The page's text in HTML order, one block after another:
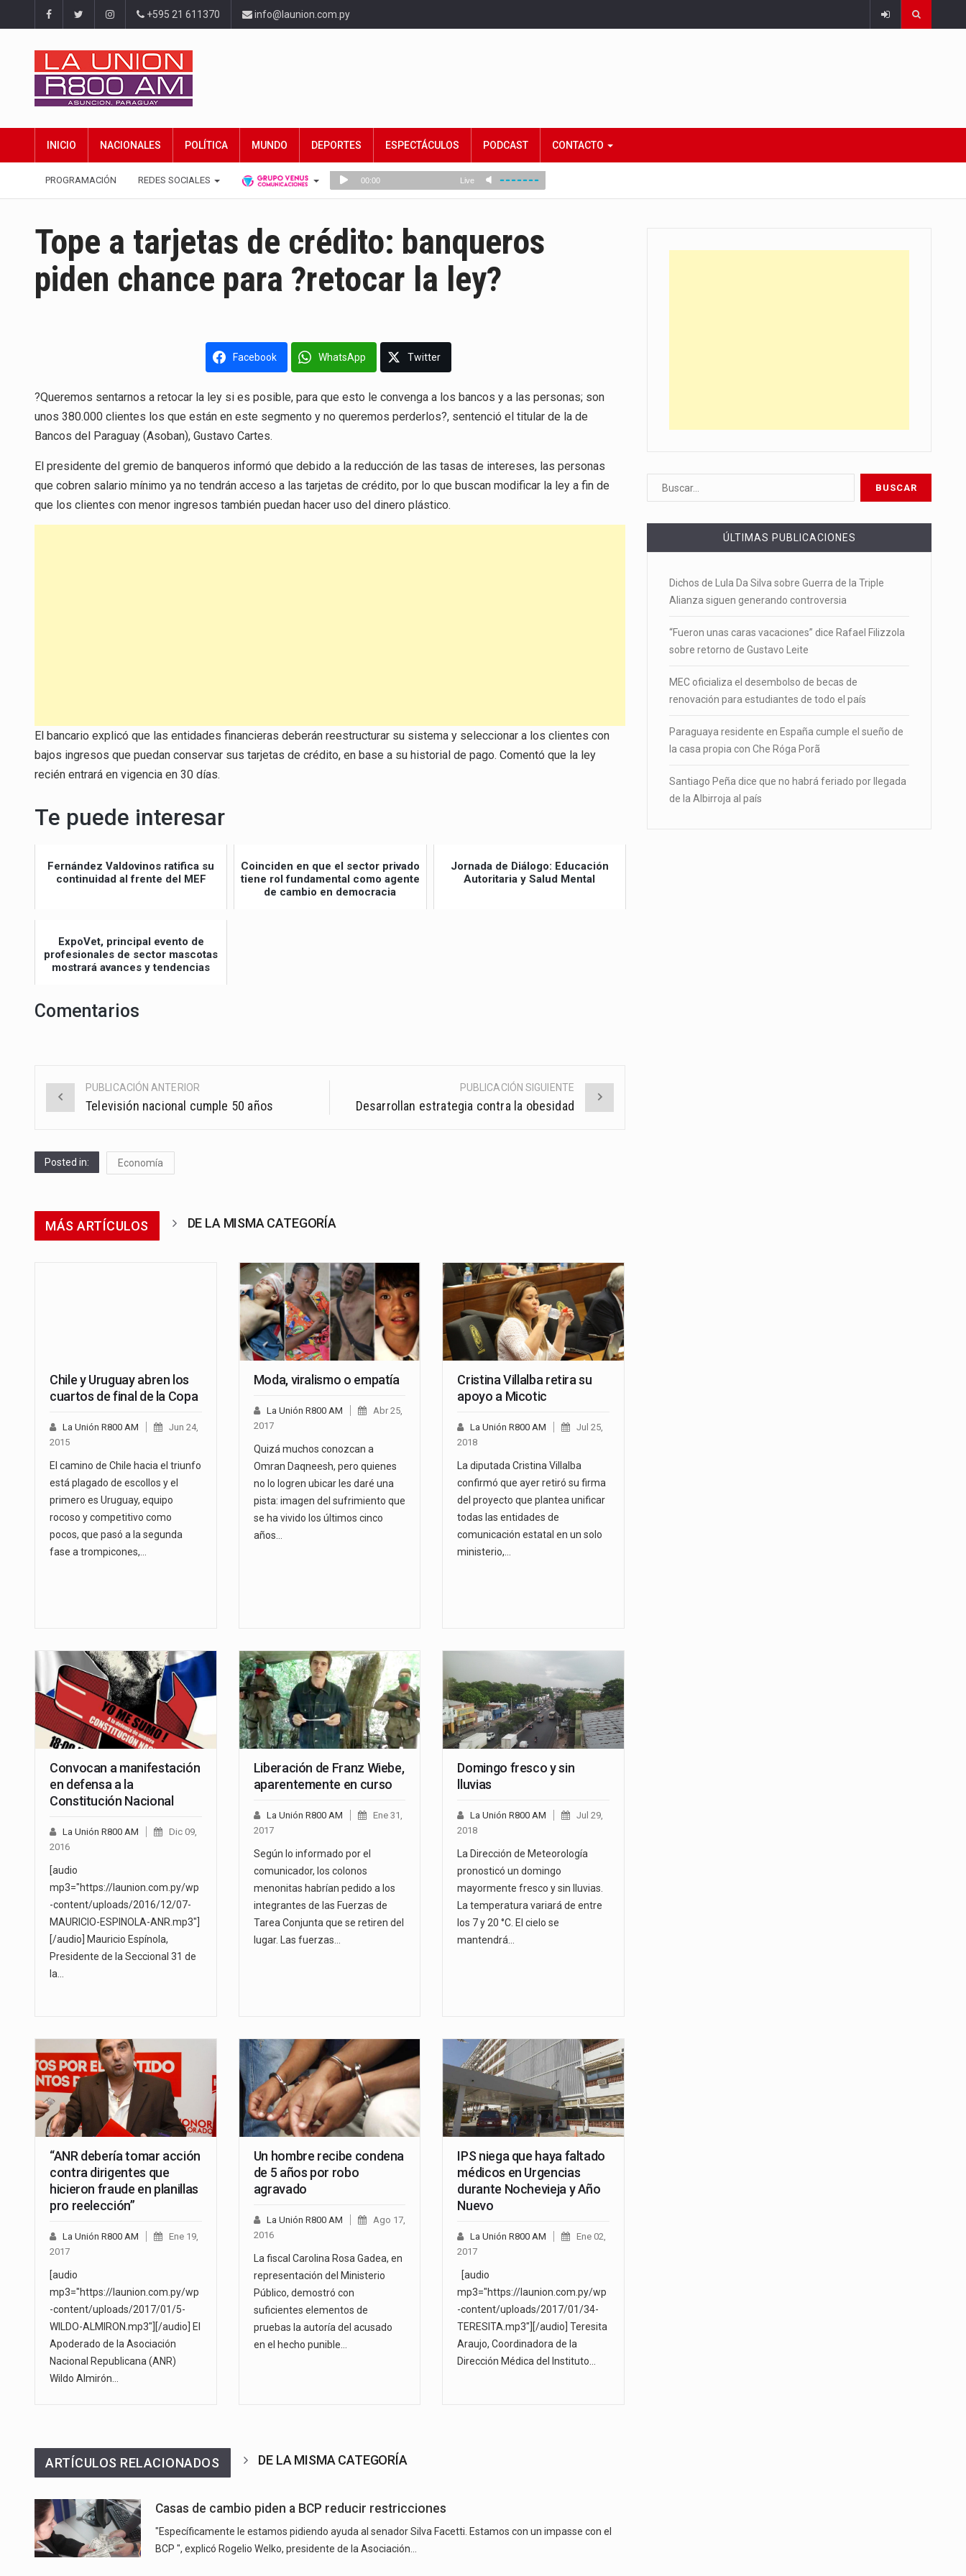
+595 21 611370 info@launion.com.py
INICIO NACIONALES POLÍTICA MUNDO DEPORTES ESPECTÁCULOS PODCAST CONTACTO
PROGRAMACIÓN REDES SOCIALES
Tope a tarjetas de crédito: banqueros
piden chance para ?retocar la ley?
Facebook WhatsApp Twitter
?Queremos sentarnos a retocar la ley si es posible, para que esto le convenga a los bancos y a las personas; son
unos 380.000 clientes los que están en este segmento y no queremos perderlos?, sentenció el titular de la de
Bancos del Paraguay (Asoban), Gustavo Cartes.
El presidente del gremio de banqueros informó que debido a la reducción de las tasas de intereses, las personas
que cobren salario mínimo ya no tendrán acceso a las tarjetas de crédito, por lo que buscan modificar la ley a fin de
que los clientes con menor ingresos también puedan hacer uso del dinero plástico.
El bancario explicó que las entidades financieras deberán reestructurar su sistema y seleccionar a los clientes con
bajos ingresos que puedan conservar sus tarjetas de crédito, en base a su historial de pago. Comentó que la ley
recién entrará en vigencia en 30 días.
Te puede interesar
Fernández Valdovinos ratifica su
continuidad al frente del MEF
Coinciden en que el sector privado
tiene rol fundamental como agente
de cambio en democracia
Jornada de Diálogo: Educación
Autoritaria y Salud Mental
ExpoVet, principal evento de
profesionales de sector mascotas
mostrará avances y tendencias
Comentarios
Post
PUBLICACIÓN ANTERIOR
Televisión nacional cumple 50 años
PUBLICACIÓN SIGUIENTE
Desarrollan estrategia contra la obesidad
Posted in: Economía
MÁS ARTÍCULOS DE LA MISMA CATEGORÍA
Chile y Uruguay abren los
cuartos de final de la Copa
La Unión R800 AM
Jun 24,
2015
El camino de Chile hacia el triunfo
está plagado de escollos y el
primero es Uruguay, equipo
rocoso y competitivo como
pocos, que pasó a la segunda
fase a trompicones,…
Moda, viralismo o empatía
La Unión R800 AM
Abr 25,
2017
Quizá muchos conozcan a
Omran Daqneesh, pero quienes
no lo logren ubicar les daré una
pista: imagen del sufrimiento que
se ha vivido los últimos cinco
años…
Cristina Villalba retira su
apoyo a Micotic
La Unión R800 AM
Jul 25,
2018
La diputada Cristina Villalba
confirmó que ayer retiró su firma
del proyecto que plantea unificar
todas las entidades de
comunicación estatal en un solo
ministerio,…
Convocan a manifestación
en defensa a la
Constitución Nacional
La Unión R800 AM
Dic 09,
2016
[audio
mp3="https://launion.com.py/wp
-content/uploads/2016/12/07-
MAURICIO-ESPINOLA-ANR.mp3"]
[/audio] Mauricio Espínola,
Presidente de la Seccional 31 de
la…
Liberación de Franz Wiebe,
aparentemente en curso
La Unión R800 AM
Ene 31,
2017
Según lo informado por el
comunicador, los colonos
menonitas habrían pedido a los
integrantes de las Fuerzas de
Tarea Conjunta que se retiren del
lugar. Las fuerzas…
Domingo fresco y sin
lluvias
La Unión R800 AM
Jul 29,
2018
La Dirección de Meteorología
pronosticó un domingo
mayormente fresco y sin lluvias.
La temperatura variará de entre
los 7 y 20 °C. El cielo se
mantendrá…
“ANR debería tomar acción
contra dirigentes que
hicieron fraude en planillas
pro reelección”
La Unión R800 AM
Ene 19,
2017
[audio
mp3="https://launion.com.py/wp
-content/uploads/2017/01/5-
WILDO-ALMIRON.mp3"][/audio] El
Apoderado de la Asociación
Nacional Republicana (ANR)
Wildo Almirón…
Un hombre recibe condena
de 5 años por robo
agravado
La Unión R800 AM
Ago 17,
2016
La fiscal Carolina Rosa Gadea, en
representación del Ministerio
Público, demostró con
suficientes elementos de
pruebas la autoría del acusado
en el hecho punible…
IPS niega que haya faltado
médicos en Urgencias
durante Nochevieja y Año
Nuevo
La Unión R800 AM
Ene 02,
2017
[audio
mp3="https://launion.com.py/wp
-content/uploads/2017/01/34-
TERESITA.mp3"][/audio] Teresita
Araujo, Coordinadora de la
Dirección Médica del Instituto…
ARTÍCULOS RELACIONADOS DE LA MISMA CATEGORÍA
Casas de cambio piden a BCP reducir restricciones
"Específicamente le estamos pidiendo ayuda al senador Silva Facetti. Estamos con un impasse con el
BCP ", explicó Rogelio Welko, presidente de la Asociación…
ÚLTIMAS PUBLICACIONES
Dichos de Lula Da Silva sobre Guerra de la Triple
Alianza siguen generando controversia
“Fueron unas caras vacaciones” dice Rafael Filizzola
sobre retorno de Gustavo Leite
MEC oficializa el desembolso de becas de
renovación para estudiantes de todo el país
Paraguaya residente en España cumple el sueño de
la casa propia con Che Róga Porã
Santiago Peña dice que no habrá feriado por llegada
de la Albirroja al país